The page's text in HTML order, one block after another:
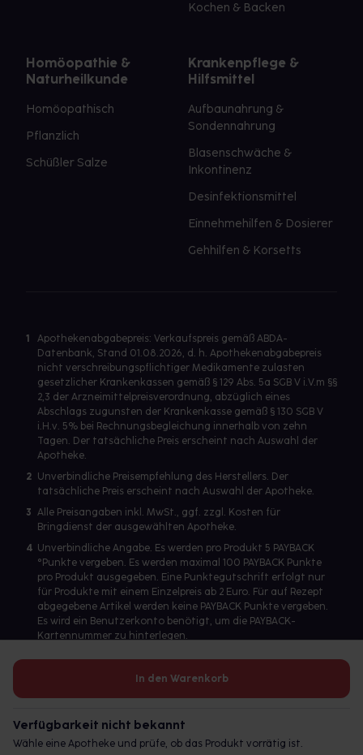
In den Warenkorb
Verfügbarkeit nicht bekannt
Wähle eine Apotheke und prüfe, ob das Produkt vorrätig ist.
Kochen & Backen
Homöopathie &
Naturheilkunde
Homöopathisch
Pflanzlich
Schüßler Salze
Krankenpflege &
Hilfsmittel
Aufbaunahrung &
Sondennahrung
Blasenschwäche &
Inkontinenz
Desinfektionsmittel
Einnehmehilfen & Dosierer
Gehhilfen & Korsetts
1
Apothekenabgabepreis: Verkaufspreis gemäß ABDA-
Datenbank, Stand 01.08.2026, d. h. Apothekenabgabepreis
nicht verschreibungspflichtiger Medikamente zulasten
gesetzlicher Krankenkassen gemäß § 129 Abs. 5a SGB V i.V.m §§
2,3 der Arzneimittelpreisverordnung, abzüglich eines
Abschlags zugunsten der Krankenkasse gemäß § 130 SGB V
i.H.v. 5% bei Rechnungsbegleichung innerhalb von zehn
Tagen. Der tatsächliche Preis erscheint nach Auswahl der
Apotheke.
2 Unverbindliche Preisempfehlung des Herstellers. Der
tatsächliche Preis erscheint nach Auswahl der Apotheke.
3 Alle Preisangaben inkl. MwSt., ggf. zzgl. Kosten für
Bringdienst der ausgewählten Apotheke.
4 Unverbindliche Angabe. Es werden pro Produkt 5 PAYBACK
°Punkte vergeben. Es werden maximal 100 PAYBACK Punkte
pro Produkt ausgegeben. Eine Punktegutschrift erfolgt nur
für Produkte mit einem Einzelpreis ab 2 Euro. Für auf Rezept
abgegebene Artikel werden keine PAYBACK Punkte vergeben.
Es wird ein Benutzerkonto benötigt, um die PAYBACK-
Kartennummer zu hinterlegen.
Betreiber des Portals und verantwortlich: gesund.de GmbH &
© 2026 gesund.de GmbH & Co. KG